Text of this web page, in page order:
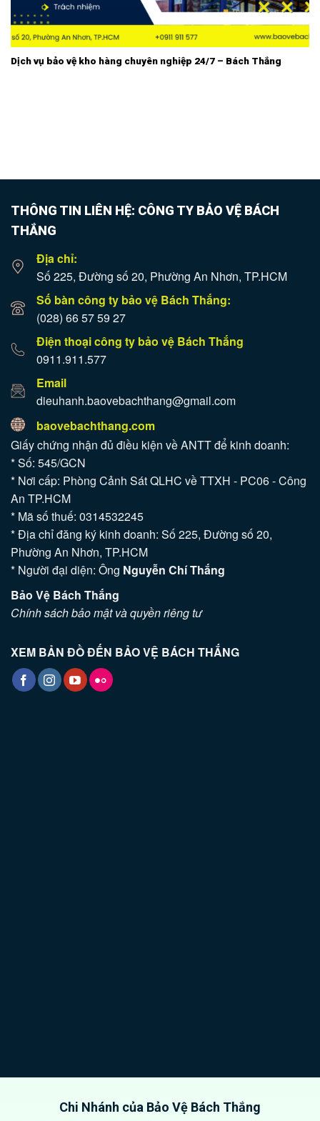
Dịch vụ bảo vệ kho hàng chuyên nghiệp 24/7 – Bách Thắng
THÔNG TIN LIÊN HỆ: CÔNG TY BẢO VỆ BÁCH
THẮNG
Địa chỉ:
Số 225, Đường số 20, Phường An Nhơn, TP.HCM
Số bàn công ty bảo vệ Bách Thắng:
(028) 66 57 59 27
Điện thoại công ty bảo vệ Bách Thắng
0911.911.577
Email
dieuhanh.baovebachthang@gmail.com
baovebachthang.com
Giấy chứng nhận đủ điều kiện về ANTT để kinh doanh:
* Số: 545/GCN
* Nơi cấp: Phòng Cảnh Sát QLHC về TTXH - PC06 - Công
An TP.HCM
* Mã số thuế: 0314532245
* Địa chỉ đăng ký kinh doanh: Số 225, Đường số 20,
Phường An Nhơn, TP.HCM
* Người đại diện: Ông Nguyễn Chí Thắng
Bảo Vệ Bách Thắng
Chính sách bảo mật và quyền riêng tư
XEM BẢN ĐỒ ĐẾN BẢO VỆ BÁCH THẮNG
Chi Nhánh của Bảo Vệ Bách Thắng